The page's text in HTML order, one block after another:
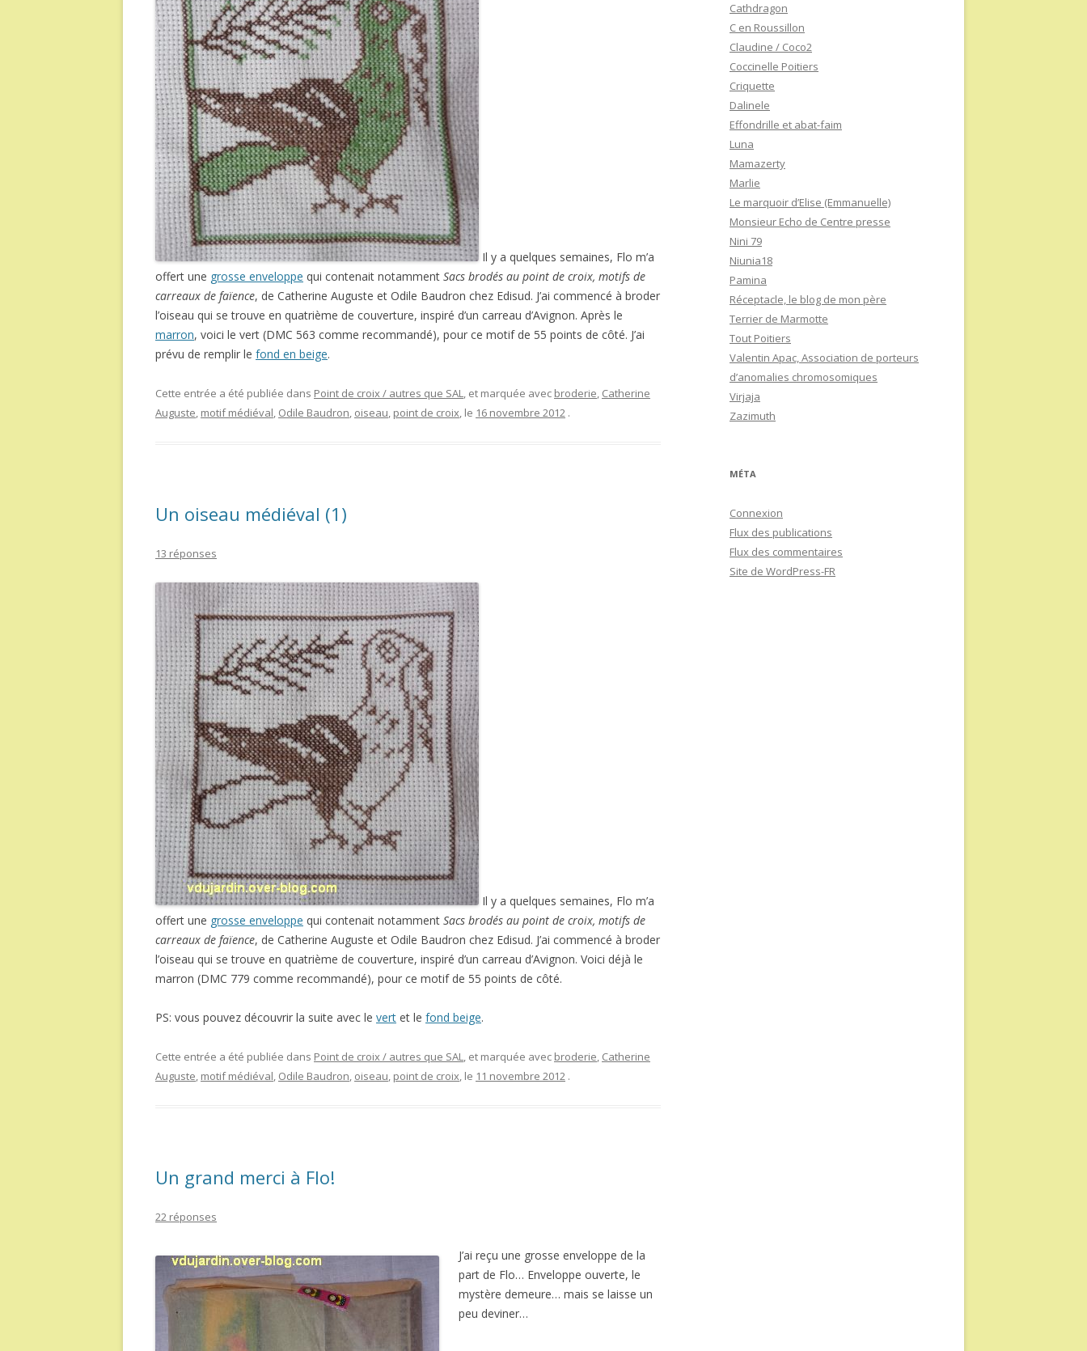
Il y a quelques semaines, Flo m’a
offert une grosse enveloppe qui contenait notamment Sacs brodés au point de croix, motifs de
carreaux de faïence, de Catherine Auguste et Odile Baudron chez Edisud. J’ai commencé à broder
l’oiseau qui se trouve en quatrième de couverture, inspiré d’un carreau d’Avignon. Après le
marron, voici le vert (DMC 563 comme recommandé), pour ce motif de 55 points de côté. J’ai
prévu de remplir le fond en beige.
Cette entrée a été publiée dans Point de croix / autres que SAL, et marquée avec broderie, Catherine
Auguste, motif médiéval, Odile Baudron, oiseau, point de croix, le 16 novembre 2012 .
Un oiseau médiéval (1)
13 réponses
Il y a quelques semaines, Flo m’a
offert une grosse enveloppe qui contenait notamment Sacs brodés au point de croix, motifs de
carreaux de faïence, de Catherine Auguste et Odile Baudron chez Edisud. J’ai commencé à broder
l’oiseau qui se trouve en quatrième de couverture, inspiré d’un carreau d’Avignon. Voici déjà le
marron (DMC 779 comme recommandé), pour ce motif de 55 points de côté.
PS: vous pouvez découvrir la suite avec le vert et le fond beige.
Cette entrée a été publiée dans Point de croix / autres que SAL, et marquée avec broderie, Catherine
Auguste, motif médiéval, Odile Baudron, oiseau, point de croix, le 11 novembre 2012 .
Un grand merci à Flo!
22 réponses
J’ai reçu une grosse enveloppe de la
part de Flo… Enveloppe ouverte, le
mystère demeure… mais se laisse un
peu deviner…
Cathdragon
C en Roussillon
Claudine / Coco2
Coccinelle Poitiers
Criquette
Dalinele
Effondrille et abat-faim
Luna
Mamazerty
Marlie
Le marquoir d’Elise (Emmanuelle)
Monsieur Echo de Centre presse
Nini 79
Niunia18
Pamina
Réceptacle, le blog de mon père
Terrier de Marmotte
Tout Poitiers
Valentin Apac, Association de porteurs
d’anomalies chromosomiques
Virjaja
Zazimuth
MÉTA
Connexion
Flux des publications
Flux des commentaires
Site de WordPress-FR